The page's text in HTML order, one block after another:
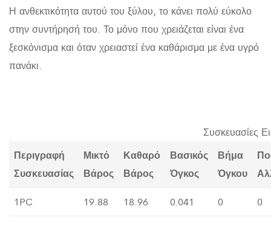
Η ανθεκτικότητα αυτού του ξύλου, το κάνει πολύ εύκολο
στην συντήρησή του. Το μόνο που χρειάζεται είναι ένα
ξεσκόνισμα και όταν χρειαστεί ένα καθάρισμα με ένα υγρό
πανάκι.
Συσκευασίες
Περιγραφή
Συσκευασίας
Μικτό
Βάρος
Καθαρό
Βάρος
Βασικός
Όγκος
Βήμα
Όγκου
1PC 19.88 18.96 0.041 0 0